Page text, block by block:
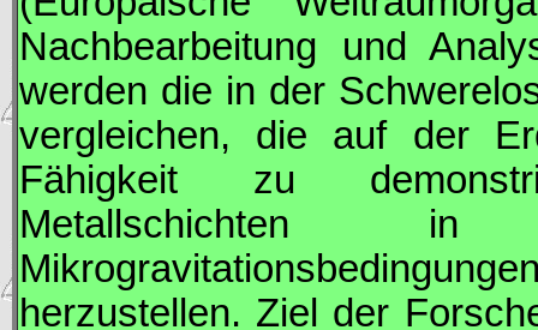
Nachbearbeitung und
werden die in der
vergleichen, die auf der
Fähigkeit zu
Metallschichten
herzustellen. Ziel der